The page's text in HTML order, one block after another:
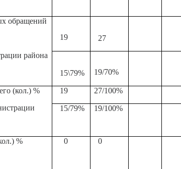
обращений
района
19 27
15\79% 19/70%
(кол.) %
19 27/100%
15/79% 19/100%
% 0 0